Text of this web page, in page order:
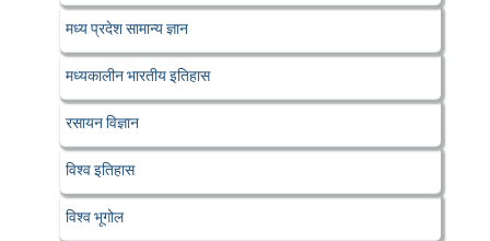
मध्य प्रदेश सामान्य ज्ञान
मध्यकालीन भारतीय इतिहास
रसायन विज्ञान
विश्व इतिहास
विश्व भूगोल